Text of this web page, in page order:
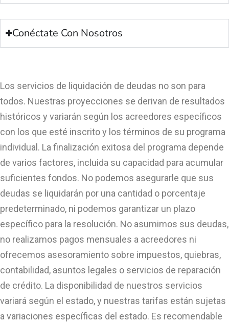
Conéctate Con Nosotros
Los servicios de liquidación de deudas no son para
todos. Nuestras proyecciones se derivan de resultados
históricos y variarán según los acreedores específicos
con los que esté inscrito y los términos de su programa
individual. La finalización exitosa del programa depende
de varios factores, incluida su capacidad para acumular
suficientes fondos. No podemos asegurarle que sus
deudas se liquidarán por una cantidad o porcentaje
predeterminado, ni podemos garantizar un plazo
específico para la resolución. No asumimos sus deudas,
no realizamos pagos mensuales a acreedores ni
ofrecemos asesoramiento sobre impuestos, quiebras,
contabilidad, asuntos legales o servicios de reparación
de crédito. La disponibilidad de nuestros servicios
variará según el estado, y nuestras tarifas están sujetas
a variaciones específicas del estado. Es recomendable